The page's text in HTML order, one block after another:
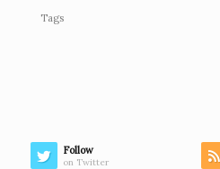
Tags
Follow
on Twitter